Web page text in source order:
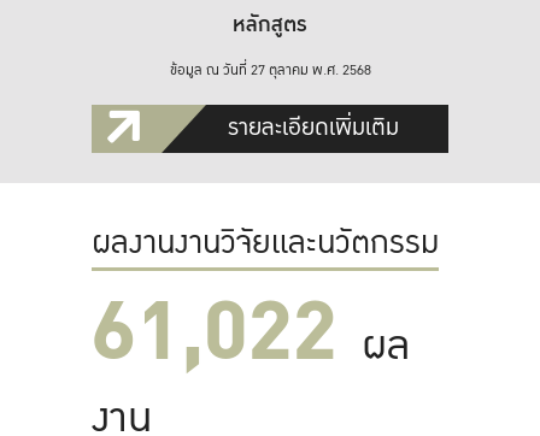
หลักสูตร
ข้อมูล ณ วันที่ 27 ตุลาคม พ.ศ. 2568
รายละเอียดเพิ่มเติม
ผลงานงานวิจัยและนวัตกรรม
61,022 ผล
งาน